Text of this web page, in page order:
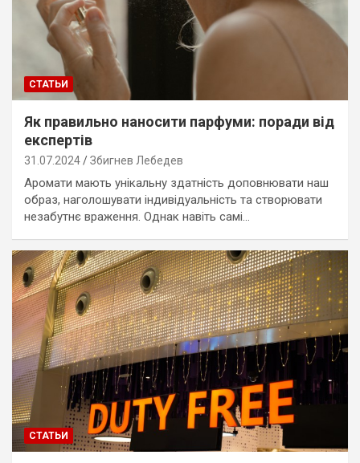
СТАТЬИ
Як правильно наносити парфуми: поради від
експертів
31.07.2024 Збигнев Лебедев
Аромати мають унікальну здатність доповнювати наш
образ, наголошувати індивідуальність та створювати
незабутнє враження. Однак навіть самі…
СТАТЬИ